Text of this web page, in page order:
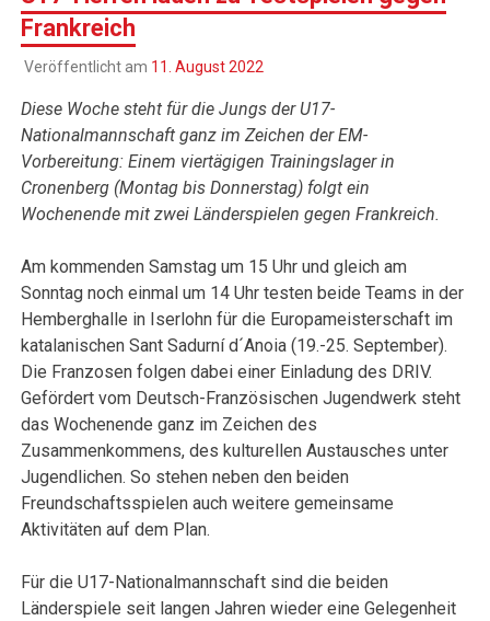
Frankreich
Veröffentlicht am 11. August 2022
Diese Woche steht für die Jungs der U17-
Nationalmannschaft ganz im Zeichen der EM-
Vorbereitung: Einem viertägigen Trainingslager in
Cronenberg (Montag bis Donnerstag) folgt ein
Wochenende mit zwei Länderspielen gegen Frankreich.
Am kommenden Samstag um 15 Uhr und gleich am
Sonntag noch einmal um 14 Uhr testen beide Teams in der
Hemberghalle in Iserlohn für die Europameisterschaft im
katalanischen Sant Sadurní d´Anoia (19.-25. September).
Die Franzosen folgen dabei einer Einladung des DRIV.
Gefördert vom Deutsch-Französischen Jugendwerk steht
das Wochenende ganz im Zeichen des
Zusammenkommens, des kulturellen Austausches unter
Jugendlichen. So stehen neben den beiden
Freundschaftsspielen auch weitere gemeinsame
Aktivitäten auf dem Plan.
Für die U17-Nationalmannschaft sind die beiden
Länderspiele seit langen Jahren wieder eine Gelegenheit